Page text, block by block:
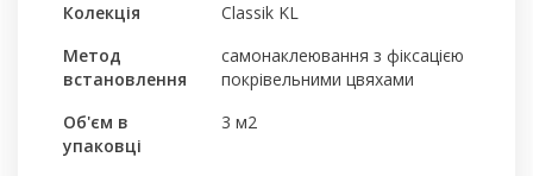
Колекція
Classik KL
Метод
встановлення
самонаклеювання з фіксацією
покрівельними цвяхами
Об'єм в
упаковці
3 м2